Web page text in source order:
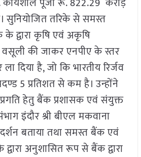
सुनियोजित तरिके से समस्त
द्वारा कृषि एवं अकृषि
की जाकर एनपीए के स्तर
दिया है, जो कि भारतीय रिर्जव
5 प्रतिशत से कम है। उन्होंने
हेतु बैंक प्रशासक एवं संयुक्त
इंदौर श्री बीएल मकवाना
बताया तथा समस्त बैंक एवं
द्वारा अनुशासित रूप से बैंक द्वारा